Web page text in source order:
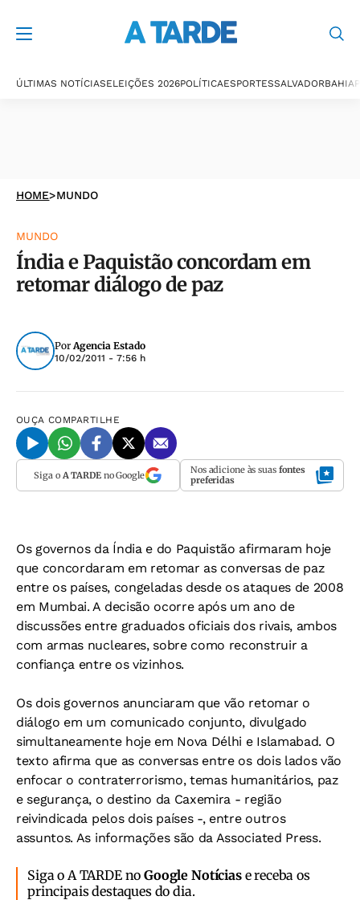
ÚLTIMAS NOTÍCIASELEIÇÕES 2026POLÍTICAESPORTESSALVADORBAHIA
HOME>MUNDO
MUNDO
Índia e Paquistão concordam em
retomar diálogo de paz
PorAgencia Estado
10/02/2011 - 7:56 h
OUÇA COMPARTILHE
Siga o A TARDEno Google Nos adicione às suas fontes
preferidas
Os governos da Índia e do Paquistão afirmaram hoje
que concordaram em retomar as conversas de paz
entre os países, congeladas desde os ataques de 2008
em Mumbai. A decisão ocorre após um ano de
discussões entre graduados oficiais dos rivais, ambos
com armas nucleares, sobre como reconstruir a
confiança entre os vizinhos.
Os dois governos anunciaram que vão retomar o
diálogo em um comunicado conjunto, divulgado
simultaneamente hoje em Nova Délhi e Islamabad. O
texto afirma que as conversas entre os dois lados vão
enfocar o contraterrorismo, temas humanitários, paz
e segurança, o destino da Caxemira - região
reivindicada pelos dois países -, entre outros
assuntos. As informações são da Associated Press.
Siga o A TARDE noGoogle Notíciase receba os
principais destaques do dia.